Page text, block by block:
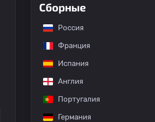
Сборные
Россия
Франция
Испания
Англия
Португалия
Германия